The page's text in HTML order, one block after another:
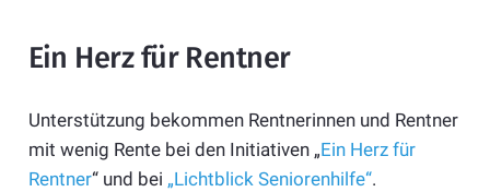
Ein Herz für Rentner
Unterstützung bekommen Rentnerinnen und Rentner
mit wenig Rente bei den Initiativen „Ein Herz für
Rentner“ und bei „Lichtblick Seniorenhilfe“.